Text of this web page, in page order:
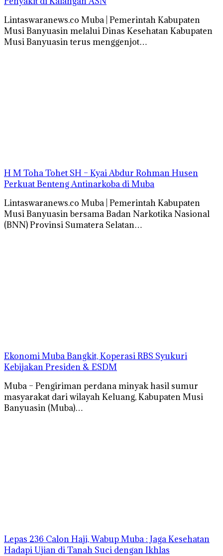
Lintaswaranews.co Muba | Pemerintah Kabupaten
Musi Banyuasin melalui Dinas Kesehatan Kabupaten
Musi Banyuasin terus menggenjot…
H M Toha Tohet SH – Kyai Abdur Rohman Husen
Perkuat Benteng Antinarkoba di Muba
Lintaswaranews.co Muba | Pemerintah Kabupaten
Musi Banyuasin bersama Badan Narkotika Nasional
(BNN) Provinsi Sumatera Selatan…
Ekonomi Muba Bangkit, Koperasi RBS Syukuri
Kebijakan Presiden & ESDM
Muba – Pengiriman perdana minyak hasil sumur
masyarakat dari wilayah Keluang, Kabupaten Musi
Banyuasin (Muba)…
Lepas 236 Calon Haji, Wabup Muba : Jaga Kesehatan
Hadapi Ujian di Tanah Suci dengan Ikhlas